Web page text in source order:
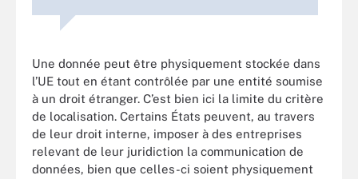
Une donnée peut être physiquement stockée dans
l’UE tout en étant contrôlée par une entité soumise
à un droit étranger. C’est bien ici la limite du critère
de localisation. Certains États peuvent, au travers
de leur droit interne, imposer à des entreprises
relevant de leur juridiction la communication de
données, bien que celles-ci soient physiquement